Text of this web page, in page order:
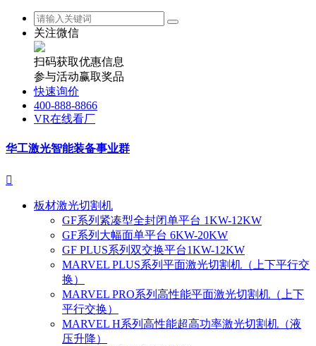
关注微信
扫码获取优惠信息
参与活动赢取奖品
快速询价
400-888-8866
VR在线看厂
华工激光智能装备事业群

板材激光切割机
GF系列紧凑型全封闭单平台 1KW-12KW
GF系列大幅面单平台 6KW-20KW
GF PLUS系列双交换平台1KW-12KW
MARVEL PLUS系列平面激光切割机（上下平行交
换）
MARVEL PRO系列高性能平面激光切割机（上下
平行交换）
MARVEL H系列高性能超高功率激光切割机（液
压升降）